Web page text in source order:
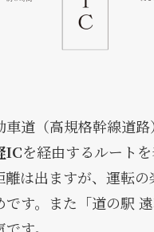
車道（高規格幹線道
ICを経由するルート
離は出ますが、運転
です。また「道の駅